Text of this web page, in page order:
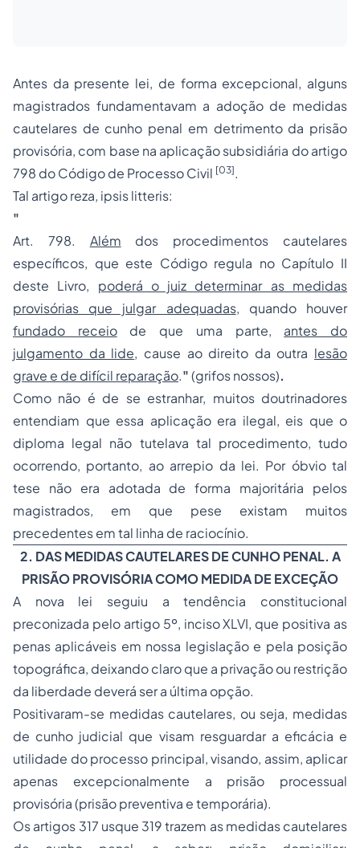
Antes da presente lei, de forma excepcional, alguns
magistrados fundamentavam a adoçãode medidas
cautelares de cunho penal em detrimento da prisão
provisória, com base na aplicação subsidiária do artigo
798 do Código de Processo Civil [03].
Tal artigo reza, ipsis litteris:
"
Art. 798. Além dos procedimentos cautelares
específicos, que este Código regula no Capítulo II
deste Livro, poderá o juiz determinar as medidas
provisórias que julgar adequadas, quando houver
fundado receiode que uma parte, antes do
julgamento da lide, cause ao direito da outra lesão
grave e de difícil reparação."(grifos nossos).
Como não é de se estranhar, muitos doutrinadores
entendiam que essa aplicação era ilegal, eis que o
diploma legal não tutelava tal procedimento, tudo
ocorrendo, portanto, ao arrepio da lei. Por óbvio tal
tese não era adotada de forma majoritária pelos
magistrados, em que pese existam muitos
precedentes em tal linha de raciocínio.
2. DAS MEDIDAS CAUTELARES DE CUNHO PENAL. A
PRISÃO PROVISÓRIA COMO MEDIDA DE EXCEÇÃO
A nova lei seguiu a tendência constitucional
preconizada pelo artigo 5º, inciso XLVI, que positiva as
penas aplicáveis em nossa legislação e pela posição
topográfica, deixando claro que a privação ou restrição
da liberdade deverá ser a última opção.
Positivaram-se medidas cautelares, ou seja, medidas
de cunho judicial que visam resguardar a eficácia e
utilidade do processo principal, visando, assim, aplicar
apenas excepcionalmente a prisão processual
provisória (prisão preventiva e temporária).
Os artigos 317 usque 319 trazem as medidas cautelares